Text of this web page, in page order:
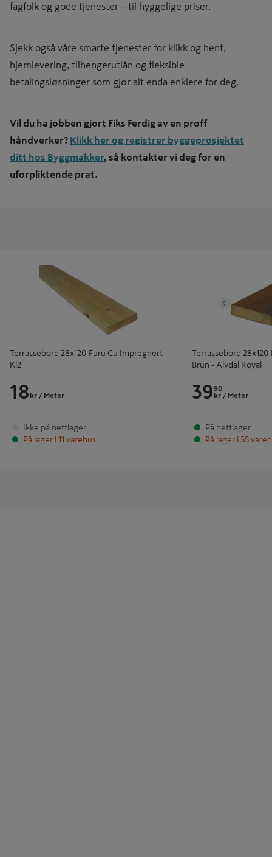
fagfolk og gode tjenester – til hyggelige priser.
Sjekk også våre smarte tjenester for klikk og hent,
hjemlevering, tilhengerutlån og fleksible
betalingsløsninger som gjør alt enda enklere for deg.
Vil du ha jobben gjort Fiks Ferdig av en proff
håndverker? Klikk her og registrer byggeprosjektet
ditt hos Byggmakker, så kontakter vi deg for en
uforpliktende prat.
Terrassebord 28x120 Furu Cu Impregnert
Kl2
18 kr / Meter
Ikke på nettlager
På lager i 11 varehus
Tidligere
Terrassebord
Brun - Alvdal Royal
3990
kr / Meter
På nettlager
På lager i 55